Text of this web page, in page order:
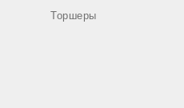
Торшеры